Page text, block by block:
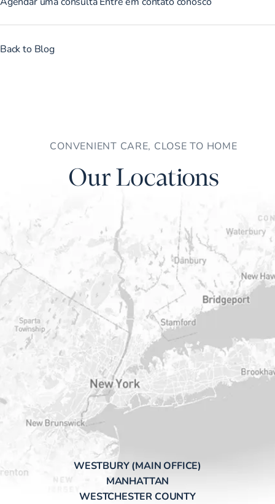
Back to Blog
CONVENIENT CARE, CLOSE TO HOME
Our Locations
WESTBURY (MAIN OFFICE)
MANHATTAN
WESTCHESTER COUNTY